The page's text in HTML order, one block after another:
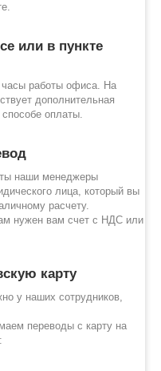
или в пункте
работы офиса. На
дополнительная
оплаты.
наши менеджеры
лица, который вы
расчету.
нужен вам счет с НДС или
карту
у наших сотрудников,
переводы с карту на